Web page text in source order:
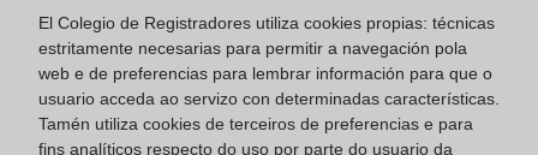
Agosto: De lunes a viernes de 09:00 a 14:00 horas
Los días 24 y 31 de diciembre de 09:00 a 14:00
horas
El Colegio de Registradores utiliza cookies propias: técnicas
estritamente necesarias para permitir a navegación pola
web e de preferencias para lembrar información para que o
usuario acceda ao servizo con determinadas características.
Tamén utiliza cookies de terceiros de preferencias e para
fins analíticos respecto do uso por parte do usuario da